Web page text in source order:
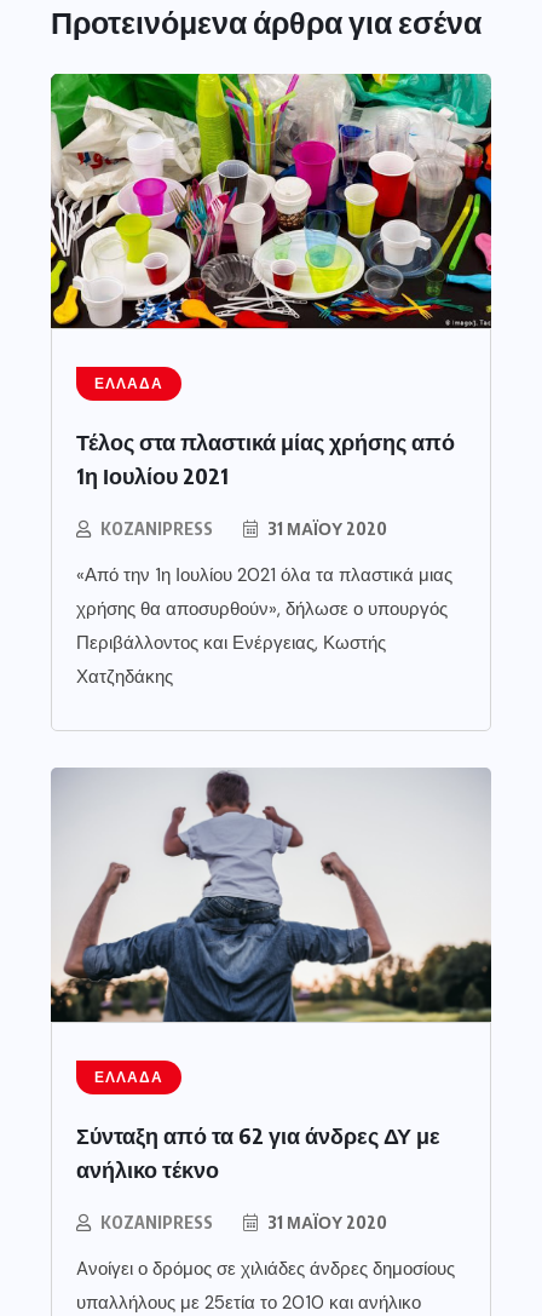
Προτεινόμενα άρθρα για εσένα
ΕΛΛΆΔΑ
Τέλος στα πλαστικά μίας χρήσης από
1η Ιουλίου 2021
KOZANIPRESS 31 ΜΑΪ́ΟΥ 2020
«Από την 1η Ιουλίου 2021 όλα τα πλαστικά μιας
χρήσης θα αποσυρθούν», δήλωσε ο υπουργός
Περιβάλλοντος και Ενέργειας, Κωστής
Χατζηδάκης
ΕΛΛΆΔΑ
Σύνταξη από τα 62 για άνδρες ΔΥ με
ανήλικο τέκνο
KOZANIPRESS 31 ΜΑΪ́ΟΥ 2020
Aνοίγει ο δρόμος σε χιλιάδες άνδρες δημοσίους
υπαλλήλους με 25ετία το 2010 και ανήλικο